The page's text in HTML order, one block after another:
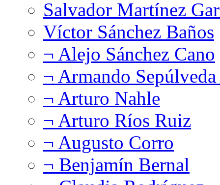
Salvador Martínez
Víctor Sánchez Baños
¬ Alejo Sánchez Cano
¬ Armando
¬ Arturo Nahle
¬ Arturo Ríos Ruiz
¬ Augusto Corro
¬ Benjamín Bernal